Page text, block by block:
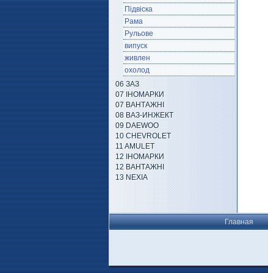
Підвіска
Рама
Рульове
випуск
живлен
охолод
06 ЗАЗ
07 ІНОМАРКИ
07 ВАНТАЖНІ
08 ВАЗ-ИНЖЕКТ
09 DAEWOO
10 CHEVROLET
11 AMULET
12 ІНОМАРКИ
12 ВАНТАЖНІ
13 NEXIA
Главная